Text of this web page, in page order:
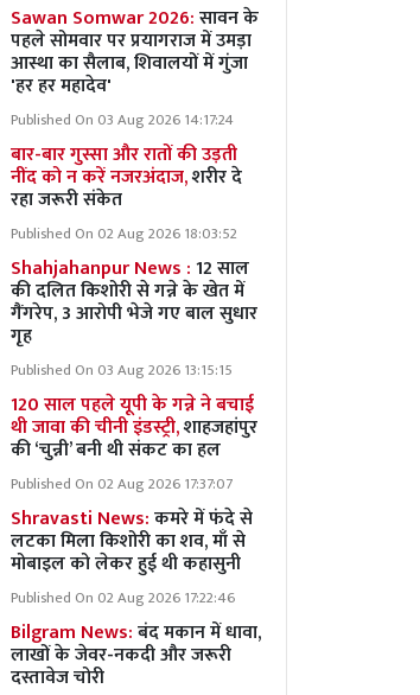
Sawan Somwar 2026:सावन के
पहले सोमवार पर प्रयागराज में उमड़ा
आस्था का सैलाब, शिवालयों में गुंजा
'हर हर महादेव'
Published On 03 Aug 2026 14:17:24
बार-बार गुस्सा और रातों की उड़ती
नींद को न करें नजरअंदाज,शरीर दे
रहा जरूरी संकेत
Published On 02 Aug 2026 18:03:52
Shahjahanpur News :12 साल
की दलित किशोरी से गन्ने के खेत में
गैंगरेप, 3 आरोपी भेजे गए बाल सुधार
गृह
Published On 03 Aug 2026 13:15:15
120 साल पहले यूपी के गन्ने ने बचाई
थी जावा की चीनी इंडस्ट्री,शाहजहांपुर
की ‘चुन्नी’ बनी थी संकट का हल
Published On 02 Aug 2026 17:37:07
Shravasti News:कमरे में फंदे से
लटका मिला किशोरी का शव, माँ से
मोबाइल को लेकर हुई थी कहासुनी
Published On 02 Aug 2026 17:22:46
Bilgram News:बंद मकान में धावा,
लाखों के जेवर-नकदी और जरूरी
दस्तावेज चोरी